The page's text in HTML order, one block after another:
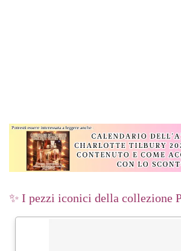
✨ I pezzi iconici della collezione